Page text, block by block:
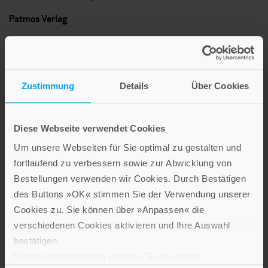
Zustimmung Details Über Cookies
Diese Webseite verwendet Cookies
Um unsere Webseiten für Sie optimal zu gestalten und
fortlaufend zu verbessern sowie zur Abwicklung von
Bestellungen verwenden wir Cookies. Durch Bestätigen
des Buttons »OK« stimmen Sie der Verwendung unserer
Cookies zu. Sie können über »Anpassen« die
verschiedenen Cookies aktivieren und Ihre Auswahl
bestätigen.
Patmos Verlag
Lebensfreude in farbenfroher Gestaltung: Persönliche
Segenswünsche und Geschenkbücher zum Thema älter
werden. Grußkarten für Geburtstage, zur Ermutigung, zu Trost
und Trauer.
Verlag am Eschbach